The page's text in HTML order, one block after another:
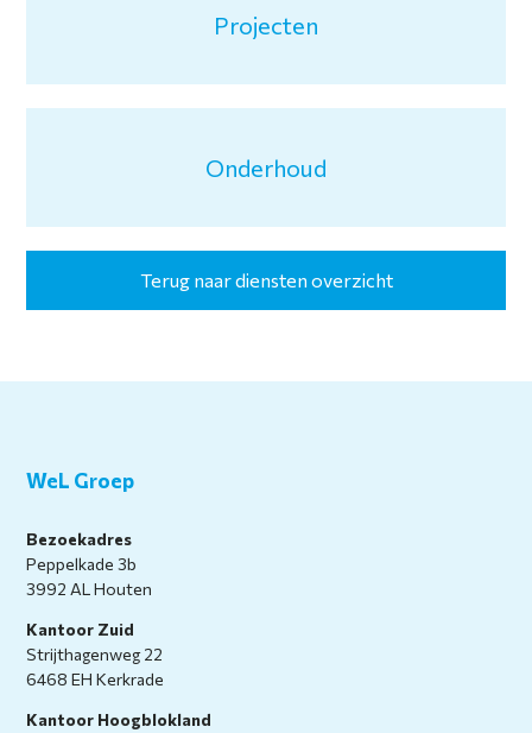
Projecten
Onderhoud
Terug naar diensten overzicht
WeL Groep
Bezoekadres
Peppelkade 3b
3992 AL Houten
Kantoor Zuid
Strijthagenweg 22
6468 EH Kerkrade
Kantoor Hoogblokland